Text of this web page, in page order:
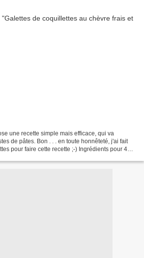
une recette simple mais efficace, qui va
de pâtes. Bon . . . en toute honnêteté, j'ai fait
pour faire cette recette ;-) Ingrédients pour 4